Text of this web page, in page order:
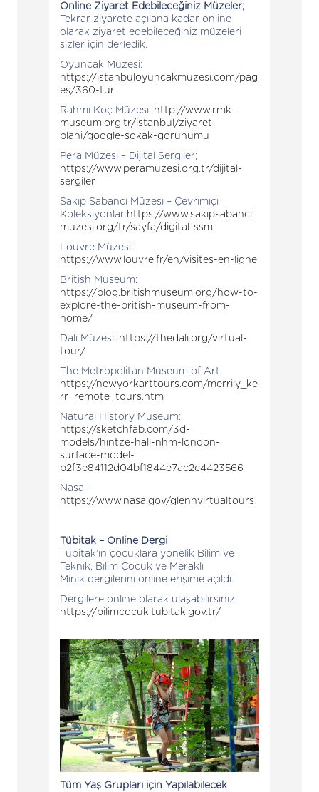
Online Ziyaret Edebileceğiniz Müzeler;
Tekrar ziyarete açılana kadar online
olarak ziyaret edebileceğiniz müzeleri
sizler için derledik.
Oyuncak Müzesi:
https://istanbuloyuncakmuzesi.com/pag
es/360-tur
Rahmi Koç Müzesi: http://www.rmk-
museum.org.tr/istanbul/ziyaret-
plani/google-sokak-gorunumu
Pera Müzesi – Dijital Sergiler;
https://www.peramuzesi.org.tr/dijital-
sergiler
Sakıp Sabancı Müzesi – Çevrimiçi
Koleksiyonlar: https://www.sakipsabanci
muzesi.org/tr/sayfa/digital-ssm
Louvre Müzesi:
https://www.louvre.fr/en/visites-en-ligne
British Museum:
https://blog.britishmuseum.org/how-to-
explore-the-british-museum-from-
home/
Dali Müzesi: https://thedali.org/virtual-
tour/
The Metropolitan Museum of Art:
https://newyorkarttours.com/merrily_ke
rr_remote_tours.htm
Natural History Museum:
https://sketchfab.com/3d-
models/hintze-hall-nhm-london-
surface-model-
b2f3e84112d04bf1844e7ac2c4423566
Nasa –
https://www.nasa.gov/glennvirtualtours
Tübitak – Online Dergi
Tübitak’ın çocuklara yönelik Bilim ve
Teknik, Bilim Çocuk ve Meraklı
Minik dergilerini online erişime açıldı.
Dergilere online olarak ulaşabilirsiniz;
https://bilimcocuk.tubitak.gov.tr/
Tüm Yaş Grupları için Yapılabilecek